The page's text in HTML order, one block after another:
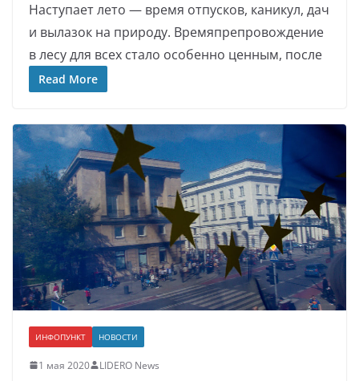
Наступает лето — время отпусков, каникул, дач
и вылазок на природу. Времяпрепровождение
в лесу для всех стало особенно ценным, после
Read More
ИНФОПУНКТ НОВОСТИ
1 мая 2020 LIDERO News